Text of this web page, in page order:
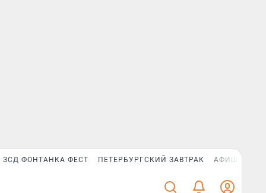
ЗСД ФОНТАНКА ФЕСТ ПЕТЕРБУРГСКИЙ ЗАВТРАК АФИША PLUS